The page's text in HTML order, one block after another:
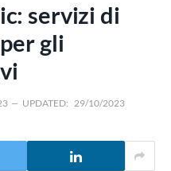
servizi di
gli
UPDATED: 29/10/2023